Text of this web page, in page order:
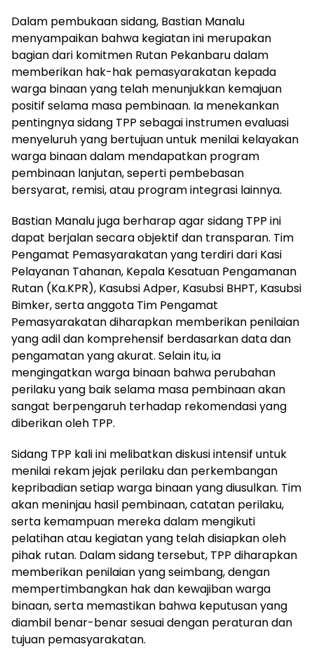
Dalam pembukaan sidang, Bastian Manalu
menyampaikan bahwa kegiatan ini merupakan
bagian dari komitmen Rutan Pekanbaru dalam
memberikan hak-hak pemasyarakatan kepada
warga binaan yang telah menunjukkan kemajuan
positif selama masa pembinaan. Ia menekankan
pentingnya sidang TPP sebagai instrumen evaluasi
menyeluruh yang bertujuan untuk menilai kelayakan
warga binaan dalam mendapatkan program
pembinaan lanjutan, seperti pembebasan
bersyarat, remisi, atau program integrasi lainnya.
Bastian Manalu juga berharap agar sidang TPP ini
dapat berjalan secara objektif dan transparan. Tim
Pengamat Pemasyarakatan yang terdiri dari Kasi
Pelayanan Tahanan, Kepala Kesatuan Pengamanan
Rutan (Ka.KPR), Kasubsi Adper, Kasubsi BHPT, Kasubsi
Bimker, serta anggota Tim Pengamat
Pemasyarakatan diharapkan memberikan penilaian
yang adil dan komprehensif berdasarkan data dan
pengamatan yang akurat. Selain itu, ia
mengingatkan warga binaan bahwa perubahan
perilaku yang baik selama masa pembinaan akan
sangat berpengaruh terhadap rekomendasi yang
diberikan oleh TPP.
Sidang TPP kali ini melibatkan diskusi intensif untuk
menilai rekam jejak perilaku dan perkembangan
kepribadian setiap warga binaan yang diusulkan. Tim
akan meninjau hasil pembinaan, catatan perilaku,
serta kemampuan mereka dalam mengikuti
pelatihan atau kegiatan yang telah disiapkan oleh
pihak rutan. Dalam sidang tersebut, TPP diharapkan
memberikan penilaian yang seimbang, dengan
mempertimbangkan hak dan kewajiban warga
binaan, serta memastikan bahwa keputusan yang
diambil benar-benar sesuai dengan peraturan dan
tujuan pemasyarakatan.